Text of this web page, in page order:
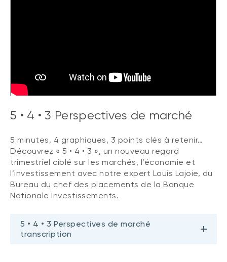
5 • 4 • 3 Perspectives de marché
5 minutes, 4 graphiques, 3 points clés à retenir…
Découvrez « 5 • 4 • 3 », un nouveau regard
trimestriel ciblé sur les marchés, l’économie et
l’investissement avec notre expert Louis Lajoie, du
Bureau du chef des placements de la Banque
Nationale Investissements.
5 • 4 • 3 Perspectives de marché
transcription